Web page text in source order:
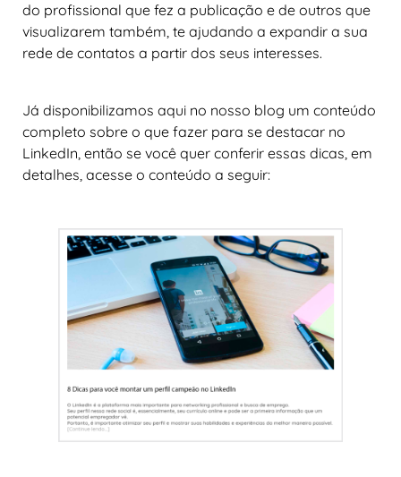
do profissional que fez a publicação e de outros que
visualizarem também, te ajudando a expandir a sua
rede de contatos a partir dos seus interesses.
Já disponibilizamos aqui no nosso blog um conteúdo
completo sobre o que fazer para se destacar no
LinkedIn, então se você quer conferir essas dicas, em
detalhes, acesse o conteúdo a seguir: